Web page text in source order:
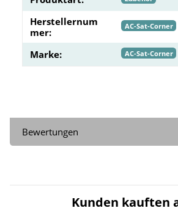
Herstellernum
mer:
AC-Sat-Corner
Marke: AC-Sat-Corner
Bewertungen
Kunden kauften